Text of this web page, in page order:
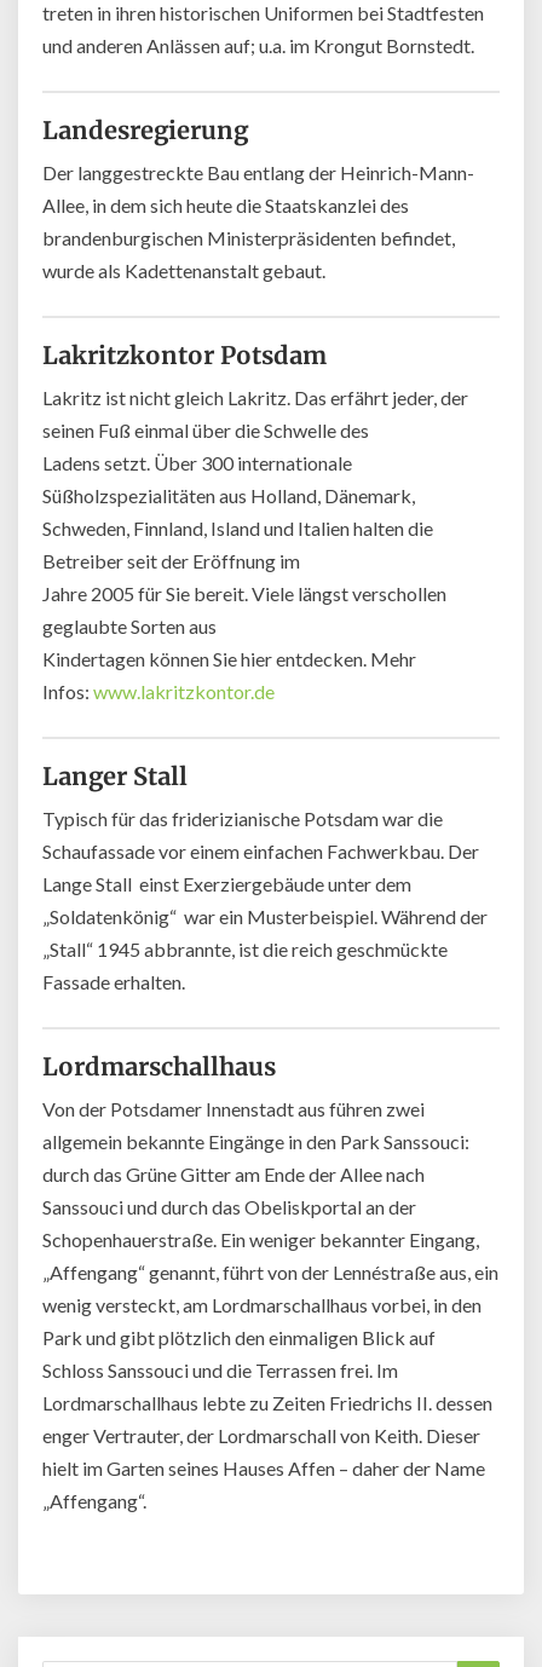
treten in ihren historischen Uniformen bei Stadtfesten
und anderen Anlässen auf; u.a. im Krongut Bornstedt.
Landesregierung
Der langgestreckte Bau entlang der Heinrich-Mann-
Allee, in dem sich heute die Staatskanzlei des
brandenburgischen Ministerpräsidenten befindet,
wurde als Kadettenanstalt gebaut.
Lakritzkontor Potsdam
Lakritz ist nicht gleich Lakritz. Das erfährt jeder, der
seinen Fuß einmal über die Schwelle des
Ladens setzt. Über 300 internationale
Süßholzspezialitäten aus Holland, Dänemark,
Schweden, Finnland, Island und Italien halten die
Betreiber seit der Eröffnung im
Jahre 2005 für Sie bereit. Viele längst verschollen
geglaubte Sorten aus
Kindertagen können Sie hier entdecken. Mehr
Infos: www.lakritzkontor.de
Langer Stall
Typisch für das friderizianische Potsdam war die
Schaufassade vor einem einfachen Fachwerkbau. Der
Lange Stall  einst Exerziergebäude unter dem
„Soldatenkönig“  war ein Musterbeispiel. Während der
„Stall“ 1945 abbrannte, ist die reich geschmückte
Fassade erhalten.
Lordmarschallhaus
Von der Potsdamer Innenstadt aus führen zwei
allgemein bekannte Eingänge in den Park Sanssouci:
durch das Grüne Gitter am Ende der Allee nach
Sanssouci und durch das Obeliskportal an der
Schopenhauerstraße. Ein weniger bekannter Eingang,
„Affengang“ genannt, führt von der Lennéstraße aus, ein
wenig versteckt, am Lordmarschallhaus vorbei, in den
Park und gibt plötzlich den einmaligen Blick auf
Schloss Sanssouci und die Terrassen frei. Im
Lordmarschallhaus lebte zu Zeiten Friedrichs II. dessen
enger Vertrauter, der Lordmarschall von Keith. Dieser
hielt im Garten seines Hauses Affen – daher der Name
„Affengang“.